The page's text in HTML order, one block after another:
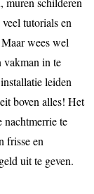
tutorials en
wees wel
vakman in te
leiden
boven alles! Het
nachtmerrie te
frisse en
uit te geven.